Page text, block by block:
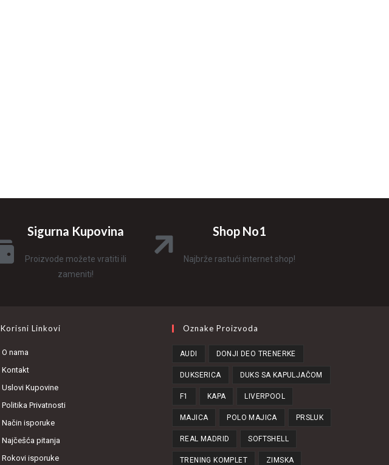
Sigurna Kupovina
Proizvode možete vratiti ili
zameniti!
Shop No1
Najbrže rastući internet shop!
Korisni Linkovi
O nama
Kontakt
Uslovi Kupovine
Politika Privatnosti
Način isporuke
Najčešća pitanja
Rokovi isporuke
Oznake Proizvoda
AUDI DONJI DEO TRENERKE
DUKSERICA DUKS SA KAPULJAČOM
F1 KAPA LIVERPOOL
MAJICA POLO MAJICA PRSLUK
REAL MADRID SOFTSHELL
TRENING KOMPLET ZIMSKA